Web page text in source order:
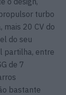
turbo
mais 20 CV do
do seu
partilha, entre
de 7
bastante